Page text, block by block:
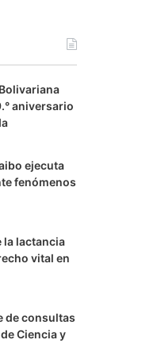
aniversario
ejecuta
fenómenos
la lactancia
vital en
de consultas
Ciencia y